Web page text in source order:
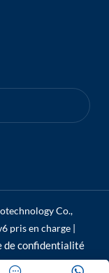
Co.,
pris en charge |
de confidentialité